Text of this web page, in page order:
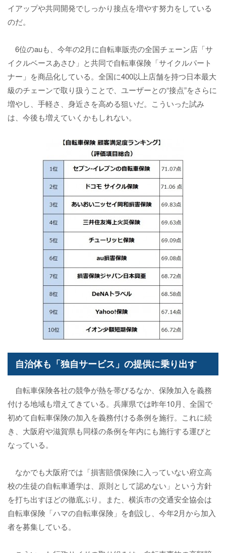
イアップや共同開発でしっかり接点を増やす努力をしている
のだ。
6位のauも、今年の2月に自転車販売の全国チェーン店「サ
イクルベースあさひ」と共同で自転車保険「サイクルパート
ナー」を商品化している。全国に400以上店舗を持つ日本最大
級のチェーンで取り扱うことで、ユーザーとの“接点”をさらに
増やし、手軽さ、身近さを高める狙いだ。こういった試み
は、今後も増えていくかもしれない。
自治体も「独自サービス」の提供に乗り出す
自転車保険各社の競争が熱を帯びるなか、保険加入を義務
付ける地域も増えてきている。兵庫県では昨年10月、全国で
初めて自転車保険の加入を義務付ける条例を施行。これに続
き、大阪府や滋賀県も同様の条例を年内にも施行する運びと
なっている。
なかでも大阪府では「損害賠償保険に入っていない府立高
校の生徒の自転車通学は、原則として認めない」という方針
を打ち出すほどの徹底ぶり。また、横浜市の交通安全協会は
自転車保険「ハマの自転車保険」を創設し、今年2月から加入
者を募集している。